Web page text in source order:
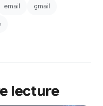
email gmail
lecture